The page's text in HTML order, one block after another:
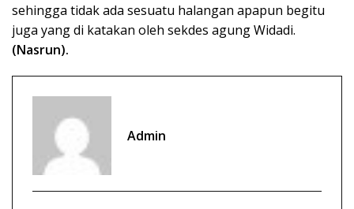
sehingga tidak ada sesuatu halangan apapun begitu
juga yang di katakan oleh sekdes agung Widadi.
(Nasrun).
Admin